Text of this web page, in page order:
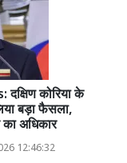
कोरिया के
बड़ा फैसला,
अधिकार
12:46:32